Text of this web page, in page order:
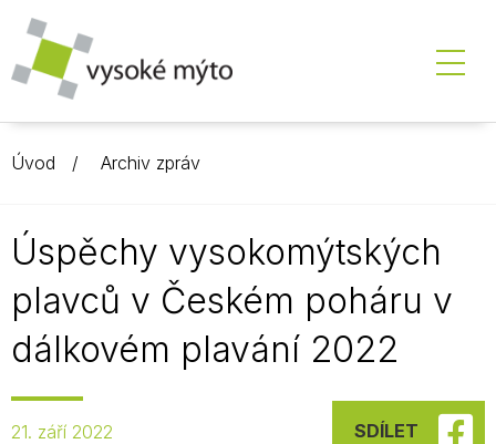
Úvod Archiv zpráv
Úspěchy vysokomýtských
plavců v Českém poháru v
dálkovém plavání 2022
21. září 2022 SDÍLET